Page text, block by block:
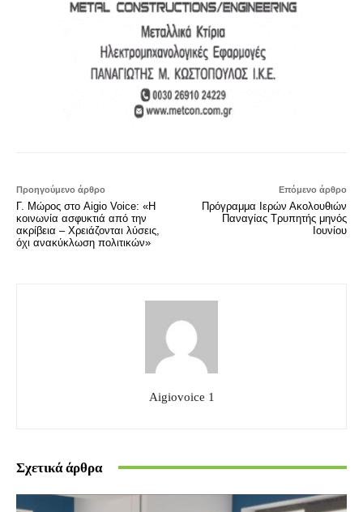
Προηγούμενο άρθρο
Γ. Μώρος στο Aigio Voice: «Η
κοινωνία ασφυκτιά από την
ακρίβεια – Χρειάζονται λύσεις,
όχι ανακύκλωση πολιτικών»
Επόμενο άρθρο
Πρόγραμμα Ιερών Ακολουθιών
Παναγίας Τρυπητής μηνός
Ιουνίου
Aigiovoice 1
Σχετικά άρθρα